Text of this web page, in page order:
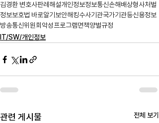
김경환 변호사판례해설개인정보정보통신손해배상형사처벌
정보보호법 바로알기 보안해킹수사기관국가기관등신용정보
방송통신위원회 악성프로그램면책양벌규정
IT/SW/개인정보
관련 게시물 전체 보기